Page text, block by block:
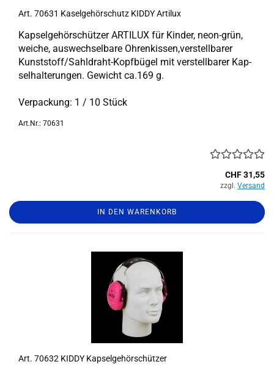
Art. 70631 Ka­sel­ge­hör­schutz KIDDY Ar­ti­lux
Kap­sel­ge­hör­schüt­zer AR­TI­LUX für Kin­der, neon-​grün,
wei­che, aus­wech­sel­ba­re Oh­ren­kis­sen,ver­stell­ba­rer
Kunst­stoff/Sahldraht-​Kopfbügel mit ver­stell­ba­rer Kap­
sel­hal­te­run­gen. Ge­wicht ca.169 g.
Ver­pa­ckung: 1 / 10 Stück
Art.Nr.: 70631
CHF 31,55
zzgl. Versand
IN DEN WARENKORB
Art. 70632 KIDDY Kap­sel­ge­hör­schüt­zer